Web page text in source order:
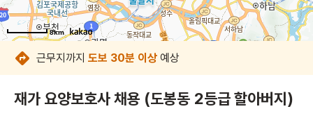
8km
8km
8km
8km
8km
8km
8km
8km
근무지까지 도보 30분 이상 예상
재가 요양보호사 채용 (도봉동 2등급 할아버지)